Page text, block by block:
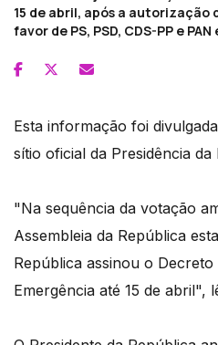
15 de abril, após a
favor de PS, PSD, CDS-PP e
Esta informação foi
sítio oficial da Presidência
"Na sequência da votação
Assembleia da República
República assinou o
Emergência até 15 de abril",